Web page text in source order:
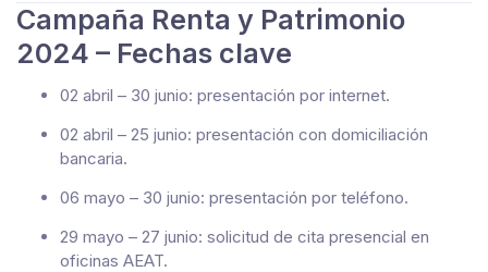
Campaña Renta y Patrimonio
2024 – Fechas clave
02 abril – 30 junio: presentación por internet.
02 abril – 25 junio: presentación con domiciliación
bancaria.
06 mayo – 30 junio: presentación por teléfono.
29 mayo – 27 junio: solicitud de cita presencial en
oficinas AEAT.